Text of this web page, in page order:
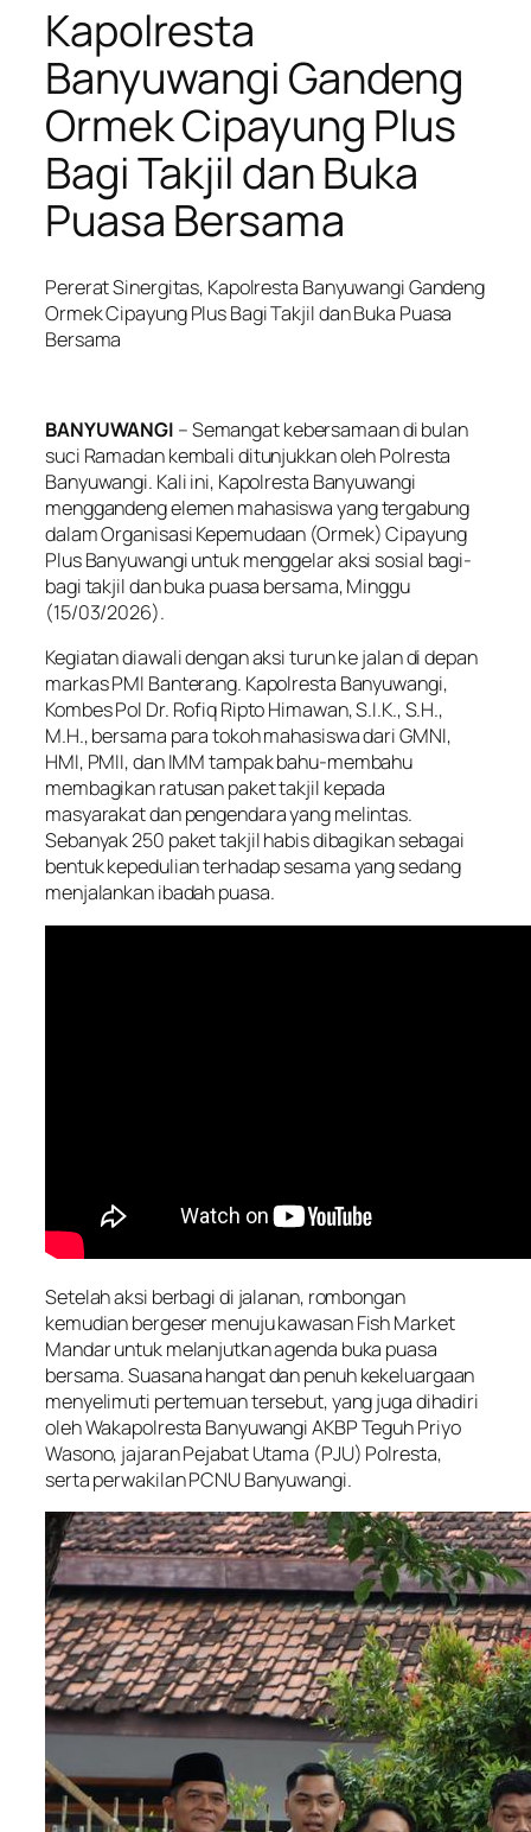
Kapolresta
Banyuwangi Gandeng
Ormek Cipayung Plus
Bagi Takjil dan Buka
Puasa Bersama
Pererat Sinergitas, Kapolresta Banyuwangi Gandeng
Ormek Cipayung Plus Bagi Takjil dan Buka Puasa
Bersama
BANYUWANGI – Semangat kebersamaan di bulan
suci Ramadan kembali ditunjukkan oleh Polresta
Banyuwangi. Kali ini, Kapolresta Banyuwangi
menggandeng elemen mahasiswa yang tergabung
dalam Organisasi Kepemudaan (Ormek) Cipayung
Plus Banyuwangi untuk menggelar aksi sosial bagi-
bagi takjil dan buka puasa bersama, Minggu
(15/03/2026).
Kegiatan diawali dengan aksi turun ke jalan di depan
markas PMI Banterang. Kapolresta Banyuwangi,
Kombes Pol Dr. Rofiq Ripto Himawan, S.I.K., S.H.,
M.H., bersama para tokoh mahasiswa dari GMNI,
HMI, PMII, dan IMM tampak bahu-membahu
membagikan ratusan paket takjil kepada
masyarakat dan pengendara yang melintas.
Sebanyak 250 paket takjil habis dibagikan sebagai
bentuk kepedulian terhadap sesama yang sedang
menjalankan ibadah puasa.
Setelah aksi berbagi di jalanan, rombongan
kemudian bergeser menuju kawasan Fish Market
Mandar untuk melanjutkan agenda buka puasa
bersama. Suasana hangat dan penuh kekeluargaan
menyelimuti pertemuan tersebut, yang juga dihadiri
oleh Wakapolresta Banyuwangi AKBP Teguh Priyo
Wasono, jajaran Pejabat Utama (PJU) Polresta,
serta perwakilan PCNU Banyuwangi.